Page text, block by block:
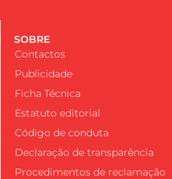
SOBRE
Contactos
Publicidade
Ficha Técnica
Estatuto editorial
Código de conduta
Declaração de transparência
Procedimentos de reclamação